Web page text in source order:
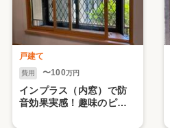
戸建て
費用 〜100万円
インプラス（内窓）で防
音効果実感！趣味のピア